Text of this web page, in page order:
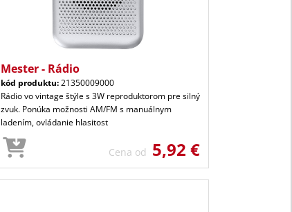
Mester - Rádio
kód produktu:21350009000
Rádio vo vintage štýle s 3W reproduktorom pre silný
zvuk. Ponúka možnosti AM/FM s manuálnym
ladením, ovládanie hlasitost
Cena od 5,92 €